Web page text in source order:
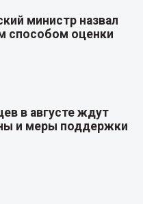
министр назвал
способом оценки
в августе ждут
и меры поддержки